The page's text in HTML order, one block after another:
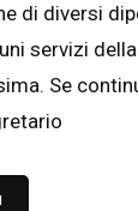
di diversi
servizi della
Se